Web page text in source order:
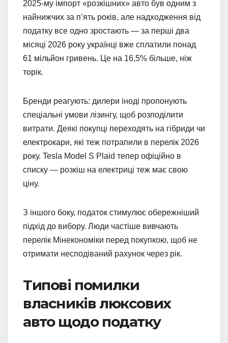
2025-му імпорт «розкішних» авто був одним з
найнижчих за п’ять років, але надходження від
податку все одно зростають — за перші два
місяці 2026 року українці вже сплатили понад
61 мільйон гривень. Це на 16,5% більше, ніж
торік.
Бренди реагують: дилери іноді пропонують
спеціальні умови лізингу, щоб розподілити
витрати. Деякі покупці переходять на гібриди чи
електрокари, які теж потрапили в перелік 2026
року. Tesla Model S Plaid тепер офіційно в
списку — розкіш на електриці теж має свою
ціну.
З іншого боку, податок стимулює обережніший
підхід до вибору. Люди частіше вивчають
перелік Мінекономіки перед покупкою, щоб не
отримати несподіваний рахунок через рік.
Типові помилки
власників люксових
авто щодо податку